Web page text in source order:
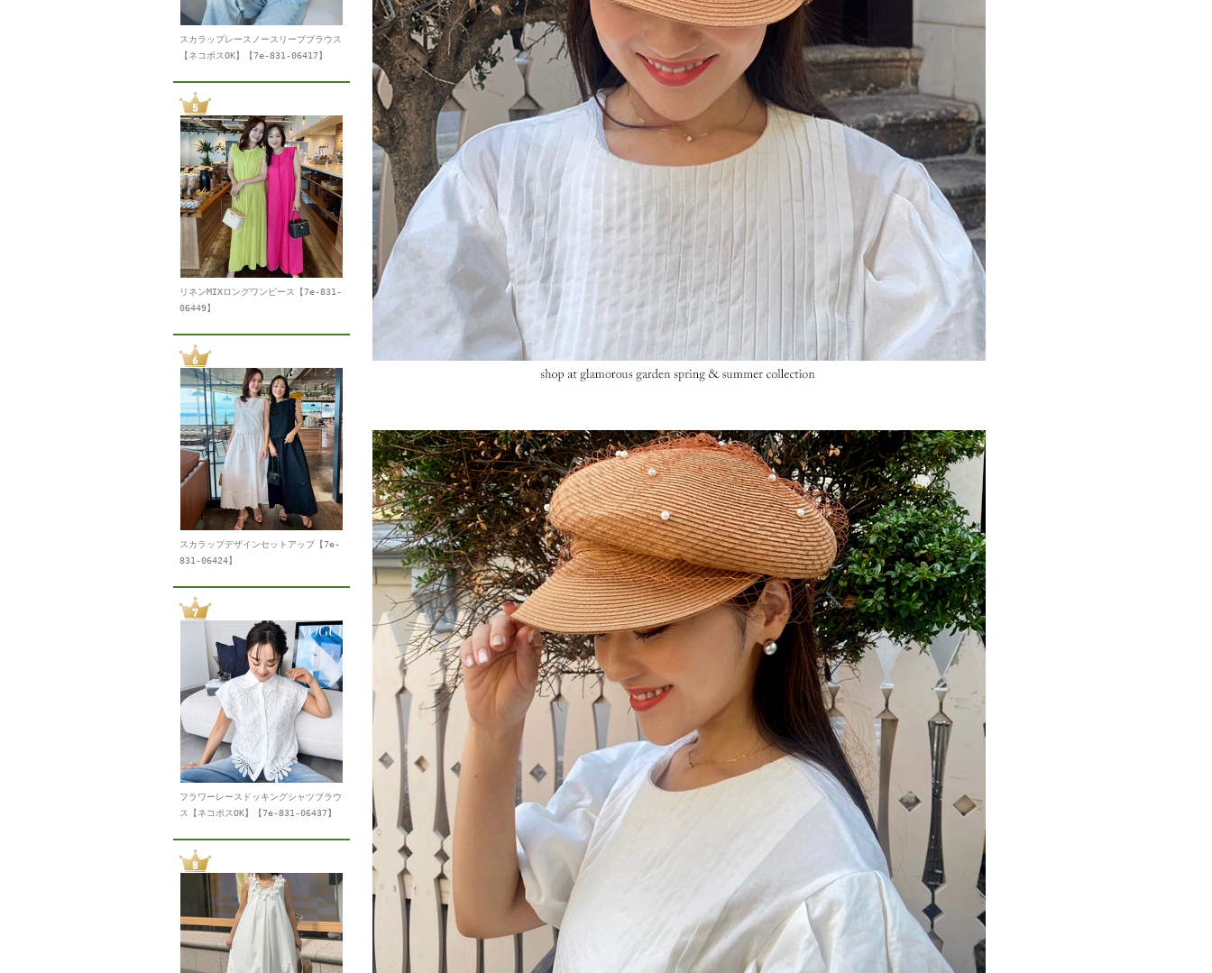
スカラップレースノースリーブブラウス
【ネコポスOK】【7e-831-06417】
リネンMIXロングワンピース【7e-831-
06449】
スカラップデザインセットアップ【7e-
831-06424】
フラワーレースドッキングシャツブラウ
ス【ネコポスOK】【7e-831-06437】